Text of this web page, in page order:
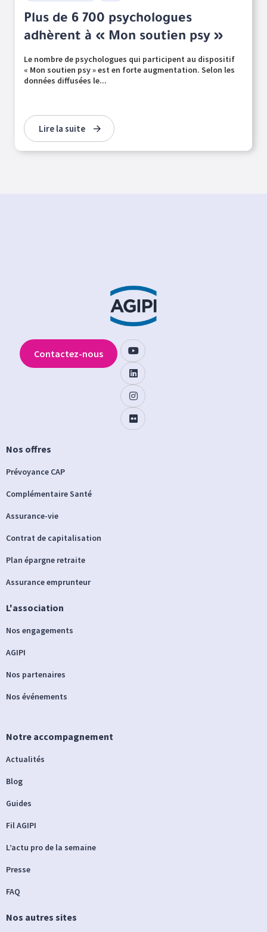
Plus de 6 700 psychologues
adhèrent à « Mon soutien psy »
Le nombre de psychologues qui participent au dispositif
« Mon soutien psy » est en forte augmentation. Selon les
données diffusées le...
Lire la suite
Nos offres
Prévoyance CAP
Complémentaire Santé
Assurance-vie
Contrat de capitalisation
Plan épargne retraite
Assurance emprunteur
L'association
Nos engagements
AGIPI
Nos partenaires
Nos événements
Notre accompagnement
Actualités
Blog
Guides
Fil AGIPI
L’actu pro de la semaine
Presse
FAQ
Nos autres sites
Contactez-nous